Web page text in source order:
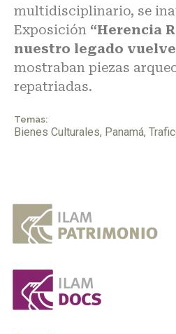
multidisciplinario, se
Exposición “Herencia
nuestro legado vuelve
mostraban piezas
repatriadas.
Temas:
Bienes Culturales, Panamá,